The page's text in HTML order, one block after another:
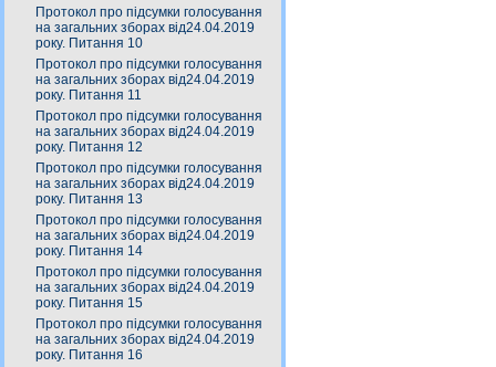
Протокол про підсумки голосування
на загальних зборах від24.04.2019
року. Питання 10
Протокол про підсумки голосування
на загальних зборах від24.04.2019
року. Питання 11
Протокол про підсумки голосування
на загальних зборах від24.04.2019
року. Питання 12
Протокол про підсумки голосування
на загальних зборах від24.04.2019
року. Питання 13
Протокол про підсумки голосування
на загальних зборах від24.04.2019
року. Питання 14
Протокол про підсумки голосування
на загальних зборах від24.04.2019
року. Питання 15
Протокол про підсумки голосування
на загальних зборах від24.04.2019
року. Питання 16